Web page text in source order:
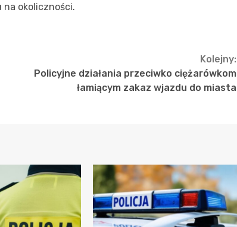
na okoliczności.
Kolejny:
Policyjne działania przeciwko ciężarówkom
łamiącym zakaz wjazdu do miasta